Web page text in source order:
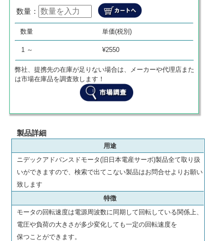
数量：
数量 単価 商品代金
0
数量 単価(税別)
1 ～ ¥2550
弊社、提携先の在庫が足りない場合は、メーカーや代理店また
は市場在庫品を調査致します！
製品詳細
用途
ニデックアドバンスドモータ(旧日本電産サーボ)製品全て取り扱
いができますので、検索で出てこない製品はお問合せよりお願い
致します
特徴
モータの回転速度は電源周波数に同期して回転している関係上、
電圧や負荷の大きさが多少変化しても一定の回転速度を
保つことができます。